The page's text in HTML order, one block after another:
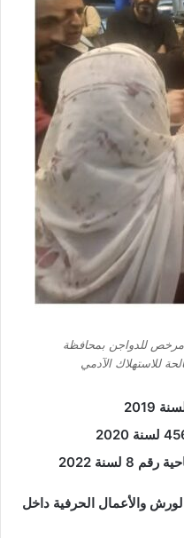
مرخص للدواجن بمحافظة
للاستهلاك الآدمي
لسنة 2022
والأعمال الحرفية داخل